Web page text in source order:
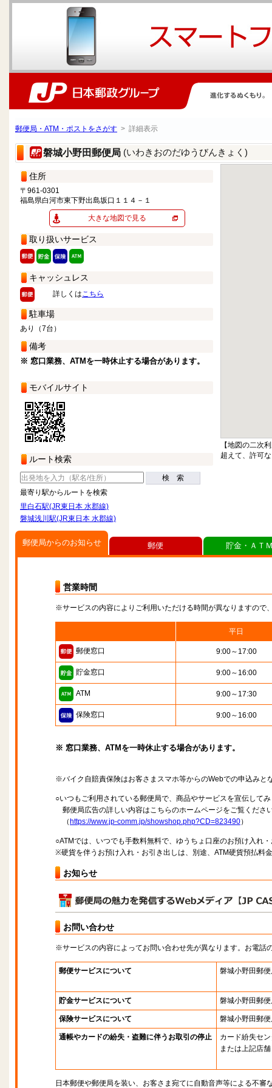
郵便局・ATM・ポストをさがす > 詳細表示
磐城小野田郵便局 (いわきおのだゆうびんきょく)
住所
〒961-0301
福島県白河市東下野出島坂口１１４－１
大きな地図で見る
取り扱いサービス
キャッシュレス
詳しくはこちら
駐車場
あり（7台）
備考
※ 窓口業務、ATMを一時休止する場合があります。
モバイルサイト
ルート検索
検 索
最寄り駅からルートを検索
里白石駅(JR東日本 水郡線)
磐城浅川駅(JR東日本 水郡線)
【地図の二次
超えて、許可
郵便局からのお知らせ
営業時間
※サービスの内容によりご利用いただける時間が異なりますので
平日
郵便窓口 9:00～17:00
貯金窓口 9:00～16:00
ATM 9:00～17:30
保険窓口 9:00～16:00
※ 窓口業務、ATMを一時休止する場合があります。
※バイク自賠責保険はお客さまスマホ等からのWebでの申込みと
○いつもご利用されている郵便局で、商品やサービスを宣伝して
郵便局広告の詳しい内容はこちらのホームページをご覧くださ
（ https://www.jp-comm.jp/showshop.php?CD=823490）
○ATMでは、いつでも手数料無料で、ゆうちょ口座のお預け入れ
※硬貨を伴うお預け入れ・お引き出しは、別途、ATM硬貨預払料
お知らせ
お問い合わせ
※サービスの内容によってお問い合わせ先が異なります。お電話
郵便サービスについて 磐城小野田郵
貯金サービスについて 磐城小野田郵
保険サービスについて 磐城小野田郵
通帳やカードの紛失・盗難に伴うお取引の停止
カード紛失セ
または上記店舗
日本郵便や郵便局を装い、お客さま宛てに自動音声等による不審
郵便 貯金・ＡＴ